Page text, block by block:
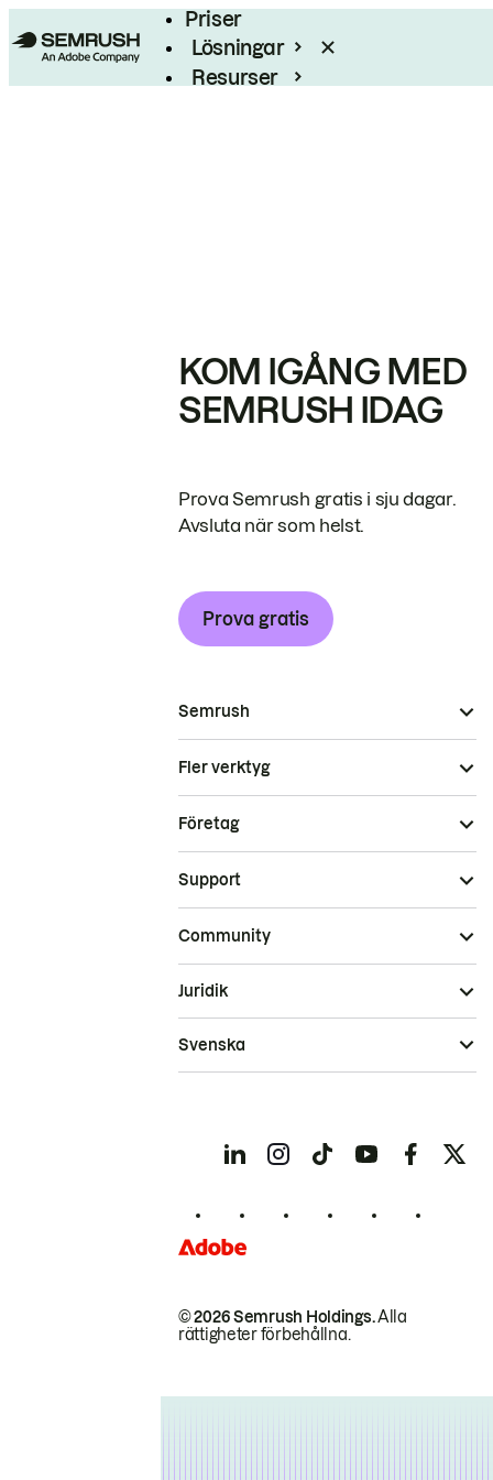
Priser
Lösningar
Resurser
KOM IGÅNG MED
SEMRUSH IDAG
Prova Semrush gratis i sju dagar.
Avsluta när som helst.
Prova gratis
Semrush
Fler verktyg
Företag
Support
Community
© 2026 Semrush Holdings.Alla
rättigheter förbehållna.
Juridik
Svenska